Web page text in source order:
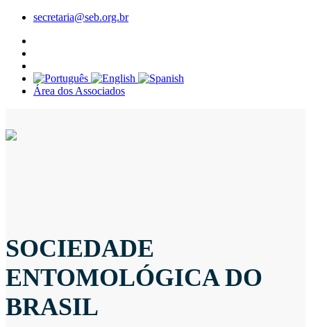
secretaria@seb.org.br
Área dos Associados
SOCIEDADE
ENTOMOLÓGICA DO
BRASIL